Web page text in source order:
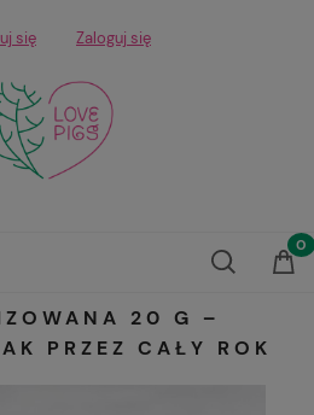
się Zaloguj się
20 G –
PRZEZ CAŁY ROK